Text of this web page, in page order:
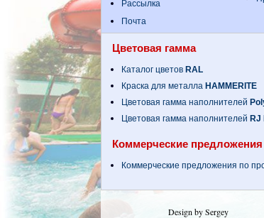
Рассылка
Почта
Цветовая гамма
Каталог цветов RAL
Краска для металла HAMMERITE
Цветовая гамма наполнителей
Цветовая гамма наполнителей RJ
Коммерческие предложения
Коммерческие предложения по
Design by Sergey